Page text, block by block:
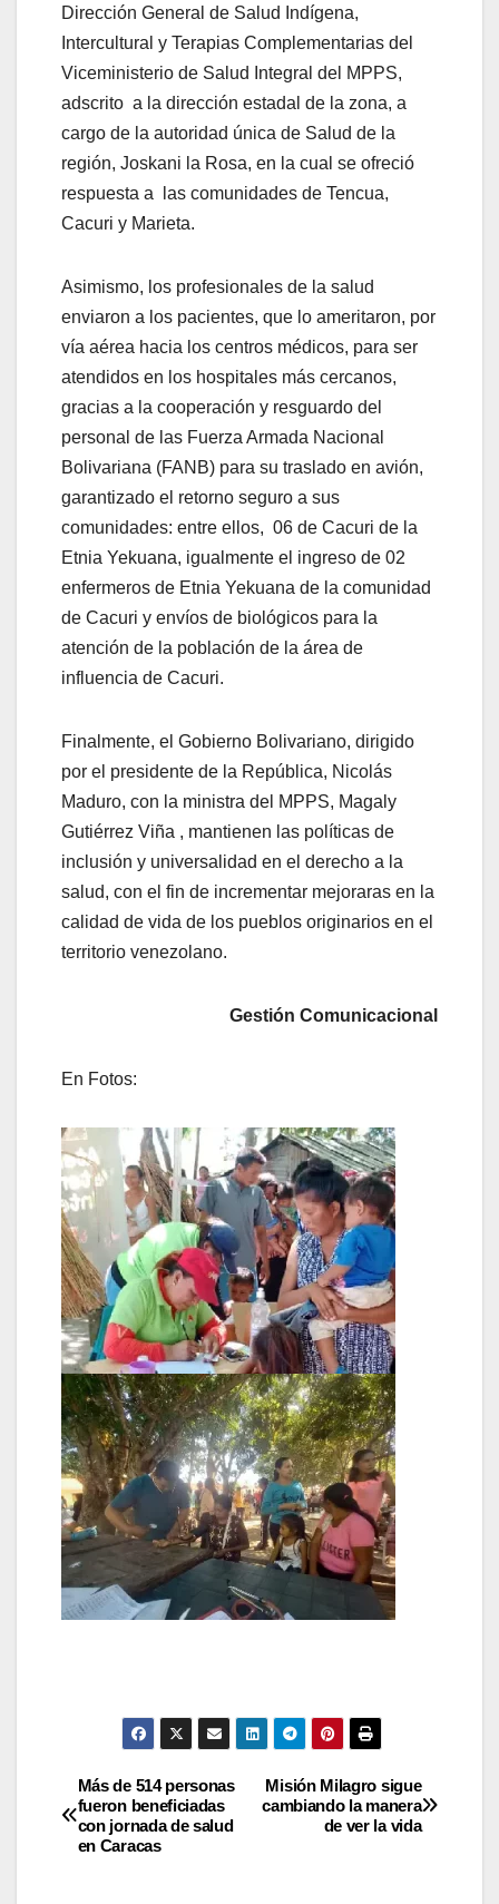
Dirección General de Salud Indígena,
Intercultural y Terapias Complementarias del
Viceministerio de Salud Integral del MPPS,
adscrito a la dirección estadal de la zona, a
cargo de la autoridad única de Salud de la
región, Joskani la Rosa, en la cual se ofreció
respuesta a las comunidades de Tencua,
Cacuri y Marieta.
Asimismo, los profesionales de la salud
enviaron a los pacientes, que lo ameritaron, por
vía aérea hacia los centros médicos, para ser
atendidos en los hospitales más cercanos,
gracias a la cooperación y resguardo del
personal de las Fuerza Armada Nacional
Bolivariana (FANB)​​​ para su traslado en avión,
garantizado el retorno seguro a sus
comunidades: entre ellos, 06 de Cacuri de la
Etnia Yekuana, igualmente el ingreso de 02
enfermeros de Etnia Yekuana de la comunidad
de Cacuri y envíos de biológicos para la
atención de la población de la área de
influencia de Cacuri.
Finalmente, el Gobierno Bolivariano, dirigido
por el presidente de la República, Nicolás
Maduro, con la ministra del MPPS, Magaly
Gutiérrez Viña , mantienen las políticas de
inclusión y universalidad en el derecho a la
salud, con el fin de incrementar mejoraras en la
calidad de vida de los pueblos originarios en el
territorio venezolano.
Gestión Comunicacional
En Fotos:
Misión Milagro sigue
cambiando la manera
de ver la vida
Más de 514 personas
fueron beneficiadas
con jornada de salud
en Caracas